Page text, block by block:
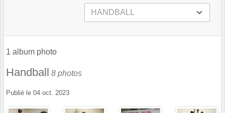
1 album photo
Handball 8 photos
Publié le 04 oct. 2023